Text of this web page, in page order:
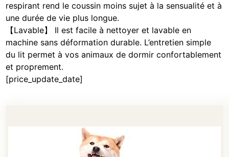
respirant rend le coussin moins sujet à la sensualité et à
une durée de vie plus longue.
【Lavable】 Il est facile à nettoyer et lavable en
machine sans déformation durable. L’entretien simple
du lit permet à vos animaux de dormir confortablement
et proprement.
[price_update_date]